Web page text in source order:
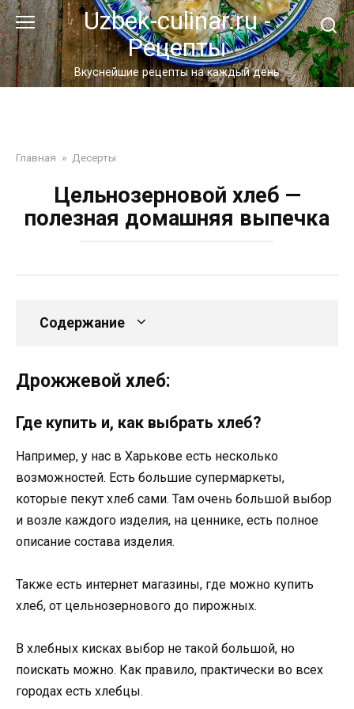
Перейти
к
контенту
Uzbek-culinar.ru -
Рецепты
Вкуснейшие рецепты на каждый день
Главная » Десерты
Цельнозерновой хлеб —
полезная домашняя выпечка
Содержание
Дрожжевой хлеб:
Где купить и, как выбрать хлеб?
Например, у нас в Харькове есть несколько
возможностей. Есть большие супермаркеты,
которые пекут хлеб сами. Там очень большой выбор
и возле каждого изделия, на ценнике, есть полное
описание состава изделия.
Также есть интернет магазины, где можно купить
хлеб, от цельнозернового до пирожных.
В хлебных кисках выбор не такой большой, но
поискать можно. Как правило, практически во всех
городах есть хлебцы.